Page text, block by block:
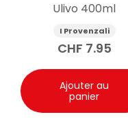
Ulivo 400ml
I Provenzali
CHF 7.95
Ajouter au
panier